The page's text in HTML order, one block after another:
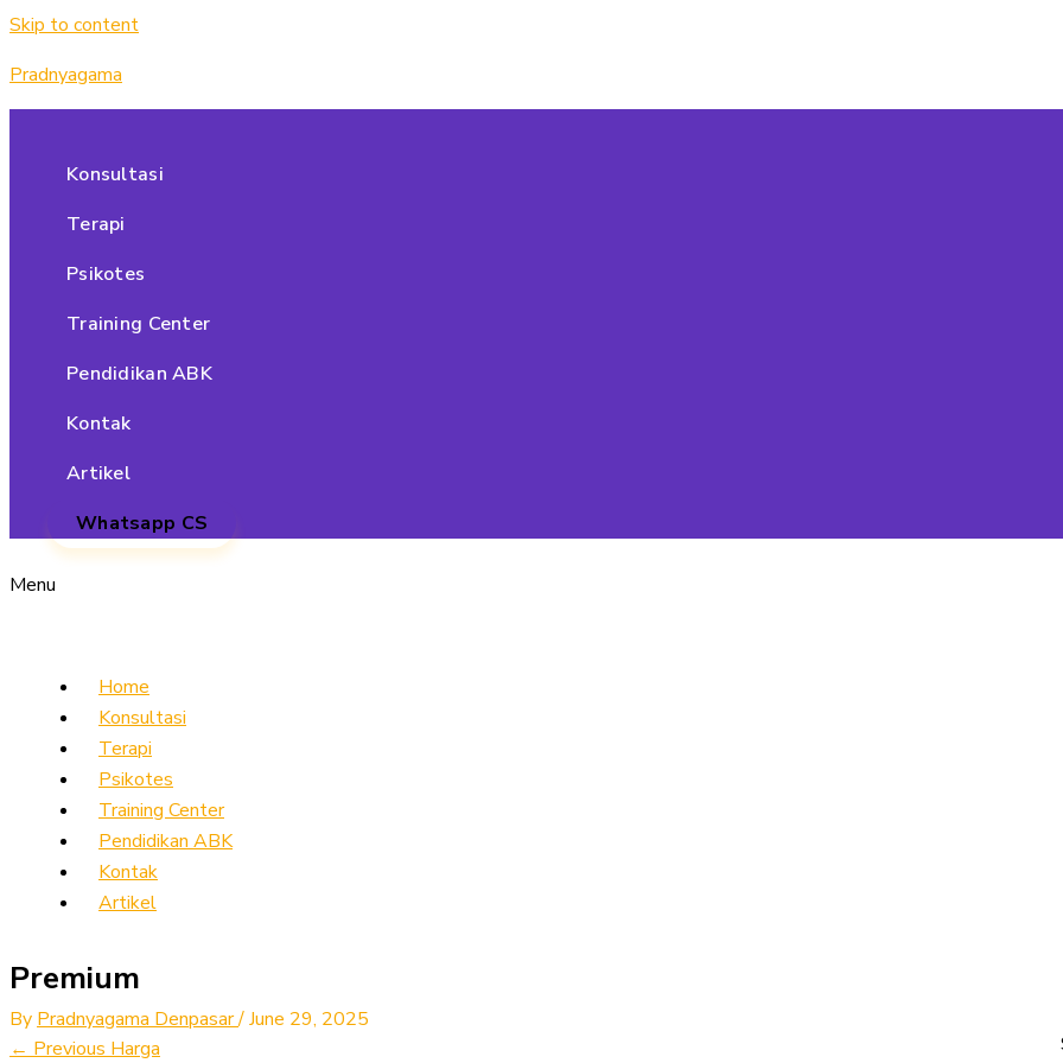
Skip to content
Pradnyagama
Konsultasi
Terapi
Psikotes
Training Center
Pendidikan ABK
Kontak
Artikel
Whatsapp CS
Menu
Home
Konsultasi
Terapi
Psikotes
Training Center
Pendidikan ABK
Kontak
Artikel
Premium
By Pradnyagama Denpasar/June 29, 2025
← Previous Harga